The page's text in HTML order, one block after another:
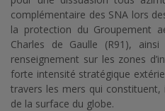
complémentaire des SNA lors
la protection du Groupement
Charles de Gaulle (R91),
renseignement sur les zones
forte intensité stratégique
travers les mers qui
de la surface du globe.